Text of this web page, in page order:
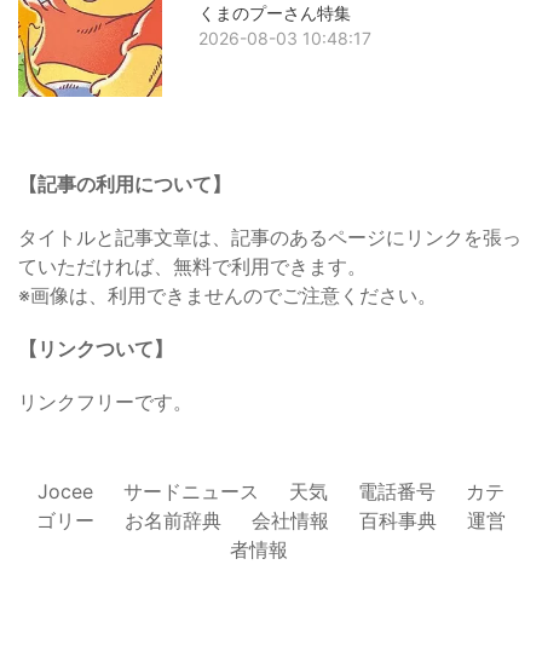
くまのプーさん特集
2026-08-03 10:48:17
【記事の利用について】
タイトルと記事文章は、記事のあるページにリンクを張っ
ていただければ、無料で利用できます。
※画像は、利用できませんのでご注意ください。
【リンクついて】
リンクフリーです。
Jocee サードニュース 天気 電話番号
カテ
ゴリー
お名前辞典 会社情報 百科事典
運営
者情報